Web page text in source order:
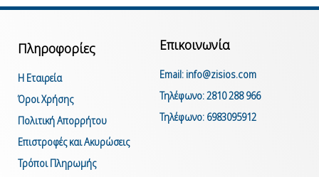
Πληροφορίες
Η Εταιρεία
Όροι Χρήσης
Πολιτική Απορρήτου
Επιστροφές και Ακυρώσεις
Τρόποι Πληρωμής
Επικοινωνία
Email: info@zisios.com
Τηλέφωνο: 2810 288 966
Τηλέφωνο: 6983095912